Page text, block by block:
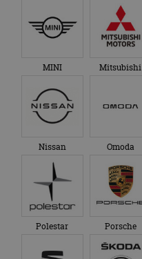
MINI Mitsubishi
Nissan Omoda
Polestar Porsche